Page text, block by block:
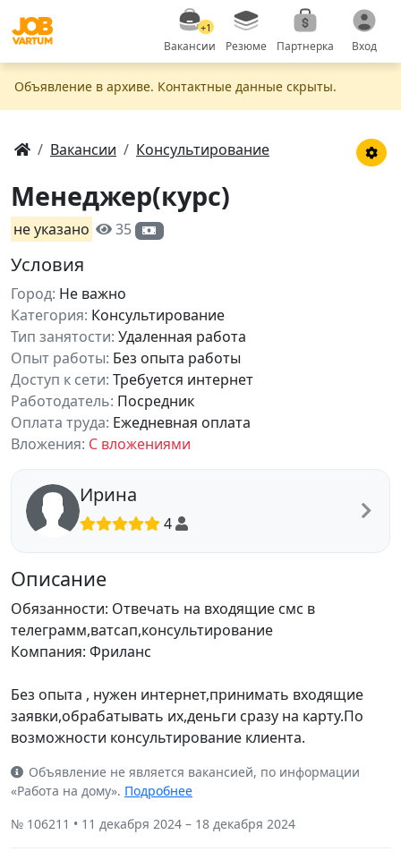
+1
Вакансии Резюме Партнерка Вход
Объявление в apxивe. Контактные данные скрыты.
Вакансии Консультирование
Менеджер(курс)
не указано 35
Условия
Город: Не важно
Категория: Консультирование
Тип занятости: Удаленная работа
Опыт работы: Без опыта работы
Доступ к сети: Требуется интернет
Работодатель: Посредник
Оплата труда: Ежедневная оплата
Вложения: С вложениями
Ирина
4
Описание
Обязанности: Отвечать на входящие смс в
телеграмм,ватсап,консультирование
Компания: Фриланс
Без опыта , нужен интернет,принимать входящие
заявки,обрабатывать их,деньги сразу на карту.По
возможности консультирование клиента.
Объявление не является вакансией, по информации
«Работа на дому». Подробнее
№ 106211 • 11 декабря 2024 – 18 декабря 2024